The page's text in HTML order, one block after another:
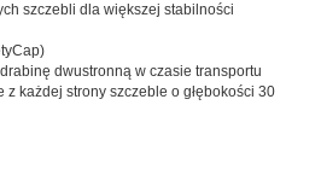
szczebli dla większej stabilności
dwustronną w czasie transportu
każdej strony szczeble o głębokości 30